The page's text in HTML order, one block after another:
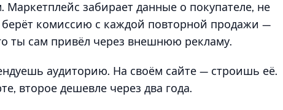
забирает данные о покупателе, не
берёт комиссию с каждой повторной продажи —
ты сам привёл через внешнюю рекламу.
аудиторию. На своём сайте — строишь её.
второе дешевле через два года.